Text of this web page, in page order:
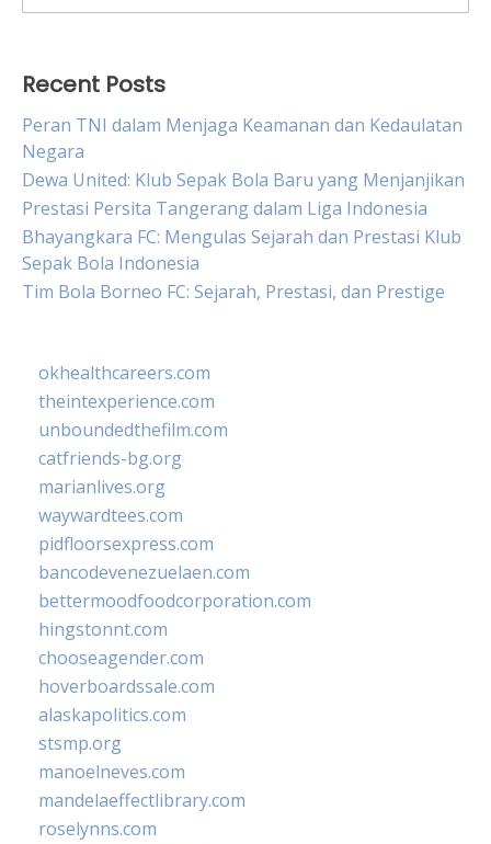
for:
Recent Posts
Peran TNI dalam Menjaga Keamanan dan Kedaulatan
Negara
Dewa United: Klub Sepak Bola Baru yang Menjanjikan
Prestasi Persita Tangerang dalam Liga Indonesia
Bhayangkara FC: Mengulas Sejarah dan Prestasi Klub
Sepak Bola Indonesia
Tim Bola Borneo FC: Sejarah, Prestasi, dan Prestige
okhealthcareers.com
theintexperience.com
unboundedthefilm.com
catfriends-bg.org
marianlives.org
waywardtees.com
pidfloorsexpress.com
bancodevenezuelaen.com
bettermoodfoodcorporation.com
hingstonnt.com
chooseagender.com
hoverboardssale.com
alaskapolitics.com
stsmp.org
manoelneves.com
mandelaeffectlibrary.com
roselynns.com